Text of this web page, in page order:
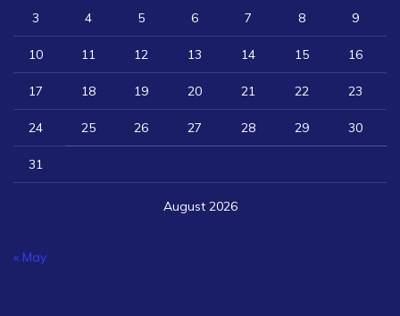
August 2026
3 4 5 6 7 8 9
10 11 12 13 14 15 16
17 18 19 20 21 22 23
24 25 26 27 28 29 30
31
« May